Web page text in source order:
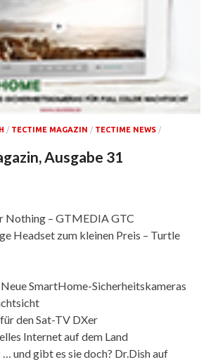
/ TECTIME MAGAZIN / TECTIME NEWS /
Ausgabe 31
Nothing – GTMEDIA GTC
Headset zum kleinen Preis – Turtle
SmartHome-Sicherheitskameras
den Sat-TV DXer
Internet auf dem Land
und gibt es sie doch? Dr.Dish auf